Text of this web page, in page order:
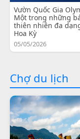
Vườn Quốc Gia
Một trong những
thiên nhiên đa
Hoa Kỳ
05/05/2026
Chợ du lịch